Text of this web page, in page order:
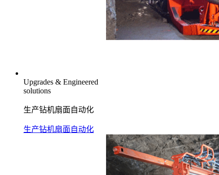
Upgrades & Engineered
solutions
生产钻机扇面自动化
生产钻机扇面自动化